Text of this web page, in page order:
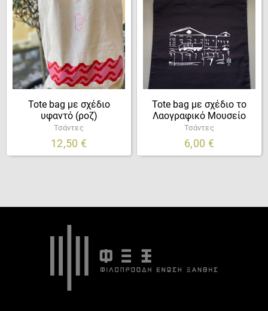
Tote bag με σχέδιο
υφαντό (ροζ)
Τσάντες
12,50 €
Tote bag με σχέδιο το
Λαογραφικό Μουσείο
Τσάντες
6,00 €